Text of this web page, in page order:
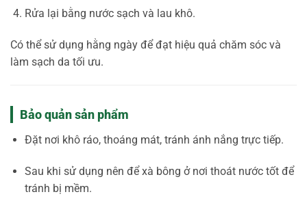
Rửa lại bằng nước sạch và lau khô.
Có thể sử dụng hằng ngày để đạt hiệu quả chăm sóc và
làm sạch da tối ưu.
Bảo quản sản phẩm
Đặt nơi khô ráo, thoáng mát, tránh ánh nắng trực tiếp.
Sau khi sử dụng nên để xà bông ở nơi thoát nước tốt để
tránh bị mềm.